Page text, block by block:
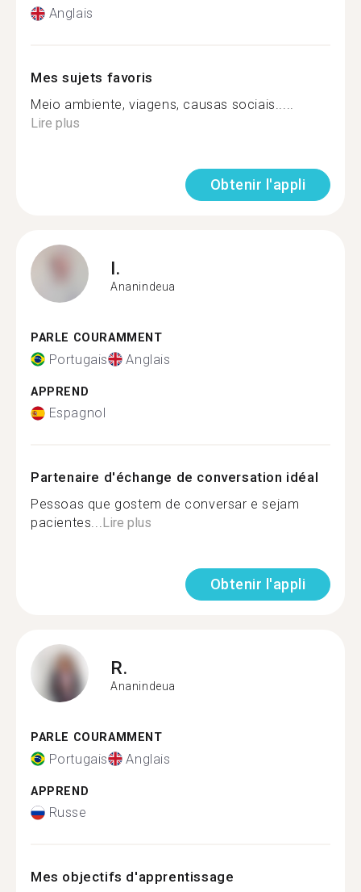
Anglais
Mes sujets favoris
Meio ambiente, viagens, causas sociais.....
Lire plus
Obtenir l'appli
I.
Ananindeua
PARLE COURAMMENT
Portugais Anglais
APPREND
Espagnol
Partenaire d'échange de conversation idéal
Pessoas que gostem de conversar e sejam
pacientes...Lire plus
Obtenir l'appli
R.
Ananindeua
PARLE COURAMMENT
Portugais Anglais
APPREND
Russe
Mes objectifs d'apprentissage